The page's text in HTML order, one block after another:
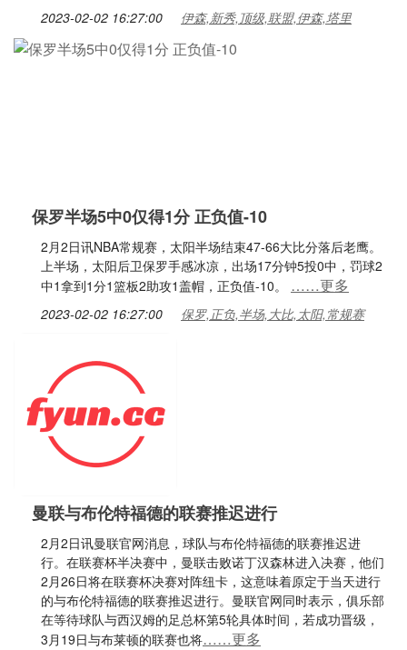
2023-02-02 16:27:00 伊森,新秀,顶级,联盟,伊森,塔里
保罗半场5中0仅得1分 正负值-10
2月2日讯NBA常规赛，太阳半场结束47-66大比分落后老鹰。
上半场，太阳后卫保罗手感冰凉，出场17分钟5投0中，罚球2
中1拿到1分1篮板2助攻1盖帽，正负值-10。 ……更多
2023-02-02 16:27:00 保罗,正负,半场,大比,太阳,常规赛
曼联与布伦特福德的联赛推迟进行
2月2日讯曼联官网消息，球队与布伦特福德的联赛推迟进
行。在联赛杯半决赛中，曼联击败诺丁汉森林进入决赛，他们
2月26日将在联赛杯决赛对阵纽卡，这意味着原定于当天进行
的与布伦特福德的联赛推迟进行。曼联官网同时表示，俱乐部
在等待球队与西汉姆的足总杯第5轮具体时间，若成功晋级，
3月19日与布莱顿的联赛也将……更多